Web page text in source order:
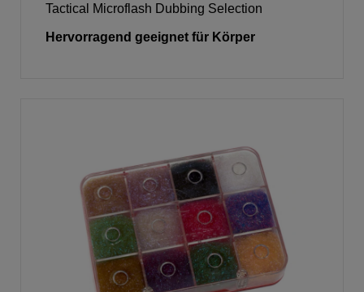
Tactical Microflash Dubbing Selection
Hervorragend geeignet für Körper